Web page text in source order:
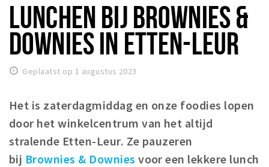
Eten
Drinken
Slapen
Winkels
Winkelgebieden
Parkeren
LUNCHEN BIJ BROWNIES &
DOWNIES IN ETTEN-LEUR
Geplaatst op 1 augustus 2023
Het is zaterdagmiddag en onze foodies lopen
door het winkelcentrum van het altijd
stralende Etten-Leur. Ze pauzeren
bij Brownies & Downies voor een lekkere lunch